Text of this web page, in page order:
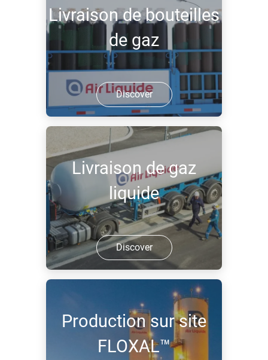
Livraison de bouteilles
de gaz
Discover
Livraison de gaz
liquide
Discover
Production sur site
FLOXAL™